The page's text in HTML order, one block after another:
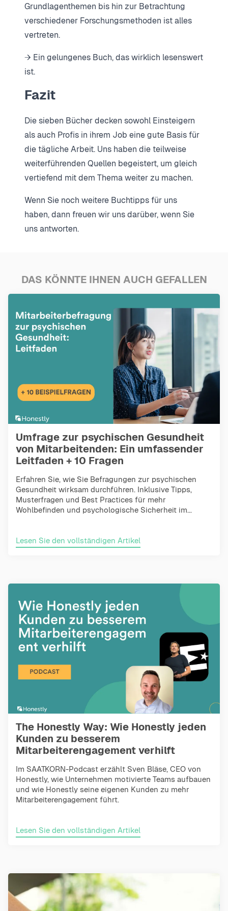
Grundlagenthemen bis hin zur Betrachtung
verschiedener Forschungsmethoden ist alles
vertreten.
→ Ein gelungenes Buch, das wirklich lesenswert
ist.
Fazit
Die sieben Bücher decken sowohl Einsteigern
als auch Profis in ihrem Job eine gute Basis für
die tägliche Arbeit. Uns haben die teilweise
weiterführenden Quellen begeistert, um gleich
vertiefend mit dem Thema weiter zu machen.
Wenn Sie noch weitere Buchtipps für uns
haben, dann freuen wir uns darüber, wenn Sie
uns antworten.
DAS KÖNNTE IHNEN AUCH GEFALLEN
Umfrage zur psychischen Gesundheit
von Mitarbeitenden: Ein umfassender
Leitfaden + 10 Fragen
Erfahren Sie, wie Sie Befragungen zur psychischen
Gesundheit wirksam durchführen. Inklusive Tipps,
Musterfragen und Best Practices für mehr
Wohlbefinden und psychologische Sicherheit im...
Lesen Sie den vollständigen Artikel
The Honestly Way: Wie Honestly jeden
Kunden zu besserem
Mitarbeiterengagement verhilft
Im SAATKORN-Podcast erzählt Sven Bläse, CEO von
Honestly, wie Unternehmen motivierte Teams aufbauen
und wie Honestly seine eigenen Kunden zu mehr
Mitarbeiterengagement führt.
Lesen Sie den vollständigen Artikel